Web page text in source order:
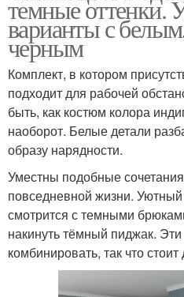
темные оттенки.
варианты с
черным
Комплект, в котором
подходит для рабочей
быть, как костюм колора
наоборот. Белые детали
образу нарядности.
Уместны подобные
повседневной жизни.
смотрится с темными
накинуть тёмный пиджак.
комбинировать, так что